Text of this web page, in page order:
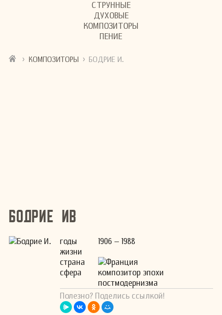
СТРУННЫЕ
ДУХОВЫЕ
КОМПОЗИТОРЫ
ПЕНИЕ
› КОМПОЗИТОРЫ › БОДРИЕ И.
Бодрие Ив
годы
жизни
1906 – 1988
страна
Франция
сфера
композитор эпохи
постмодернизма
Полезно? Поделись ссылкой!